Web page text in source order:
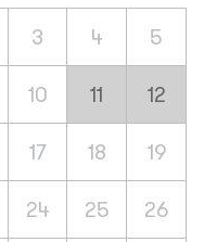
3 4 5
10 11 12
17 18 19
24 25 26